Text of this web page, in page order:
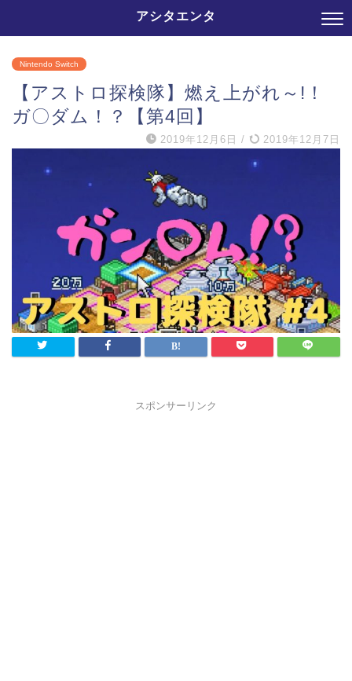
アシタエンタ
Nintendo Switch
【アストロ探検隊】燃え上がれ～!！
ガ〇ダム！？【第4回】
2019年12月6日 / 2019年12月7日
スポンサーリンク